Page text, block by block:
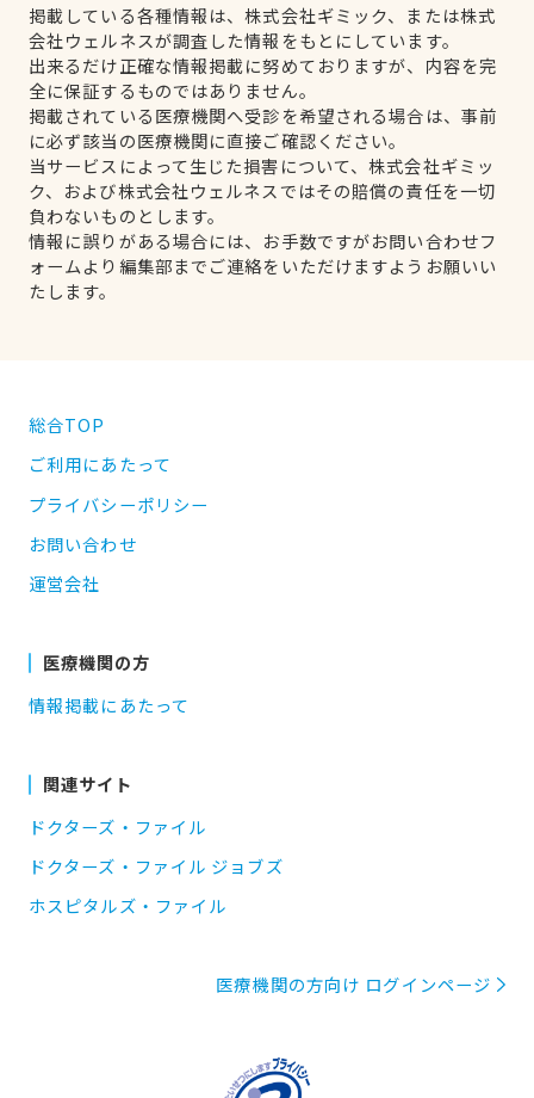
掲載している各種情報は、株式会社ギミック、または株式
会社ウェルネスが調査した情報をもとにしています。
出来るだけ正確な情報掲載に努めておりますが、内容を完
全に保証するものではありません。
掲載されている医療機関へ受診を希望される場合は、事前
に必ず該当の医療機関に直接ご確認ください。
当サービスによって生じた損害について、株式会社ギミッ
ク、および株式会社ウェルネスではその賠償の責任を一切
負わないものとします。
情報に誤りがある場合には、お手数ですがお問い合わせフ
ォームより編集部までご連絡をいただけますようお願いい
たします。
総合TOP
ご利用にあたって
プライバシーポリシー
お問い合わせ
運営会社
医療機関の方
情報掲載にあたって
関連サイト
ドクターズ・ファイル
ドクターズ・ファイル ジョブズ
ホスピタルズ・ファイル
医療機関の方向け ログインページ